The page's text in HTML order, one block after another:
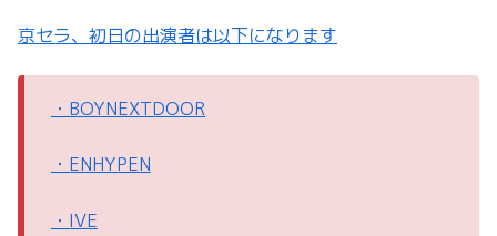
京セラ、初日の出演者は以下になります
・BOYNEXTDOOR
・ENHYPEN
・IVE